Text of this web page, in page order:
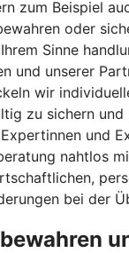
zum Beispiel
oder
Sinne
und unserer
wir
zu sichern
und
nahtlos
bei der